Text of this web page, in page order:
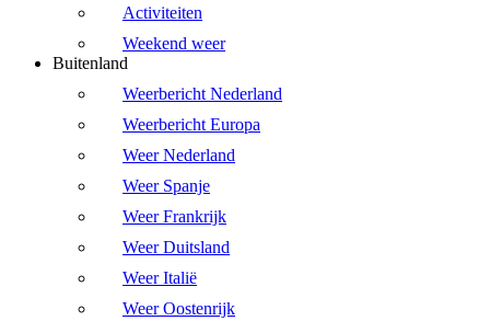
Activiteiten
Weekend weer
Buitenland
Weerbericht Nederland
Weerbericht Europa
Weer Nederland
Weer Spanje
Weer Frankrijk
Weer Duitsland
Weer Italië
Weer Oostenrijk